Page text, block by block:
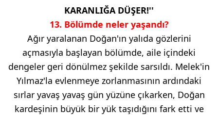
KARANLIĞA DÜŞER!''
13. Bölümde neler yaşandı?
Ağır yaralanan Doğan'ın yalıda gözlerini
açmasıyla başlayan bölümde, aile içindeki
dengeler geri dönülmez şekilde sarsıldı. Melek'in
Yılmaz'la evlenmeye zorlanmasının ardındaki
sırlar yavaş yavaş gün yüzüne çıkarken, Doğan
kardeşinin büyük bir yük taşıdığını fark etti ve